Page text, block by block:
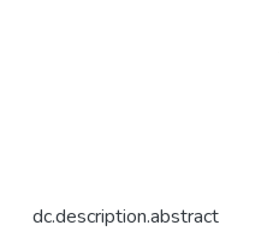
dc.description.abstract